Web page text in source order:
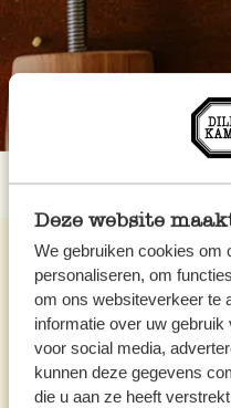
Deze website
We gebruiken cookies om
personaliseren, om
om ons websiteverkeer te
informatie over uw
voor social media,
kunnen deze gegevens
die u aan ze heeft